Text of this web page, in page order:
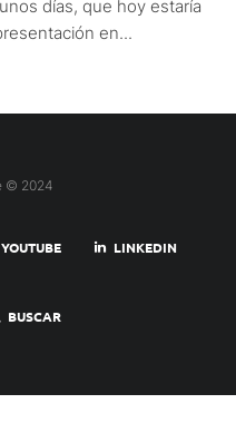
días, que hoy estaría
en...
© 2024
YOUTUBE LINKEDIN
BUSCAR